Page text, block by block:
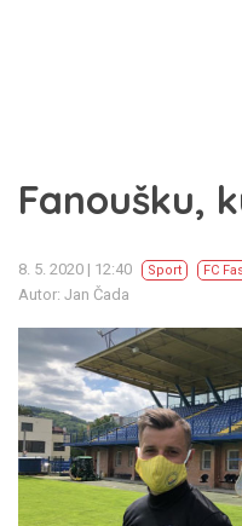
Fanoušku,
8. 5. 2020 | 12:40 Sport FC
Autor: Jan Čada